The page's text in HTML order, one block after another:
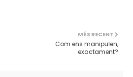
MÉS RECENT
Com ens manipulen,
exactament?